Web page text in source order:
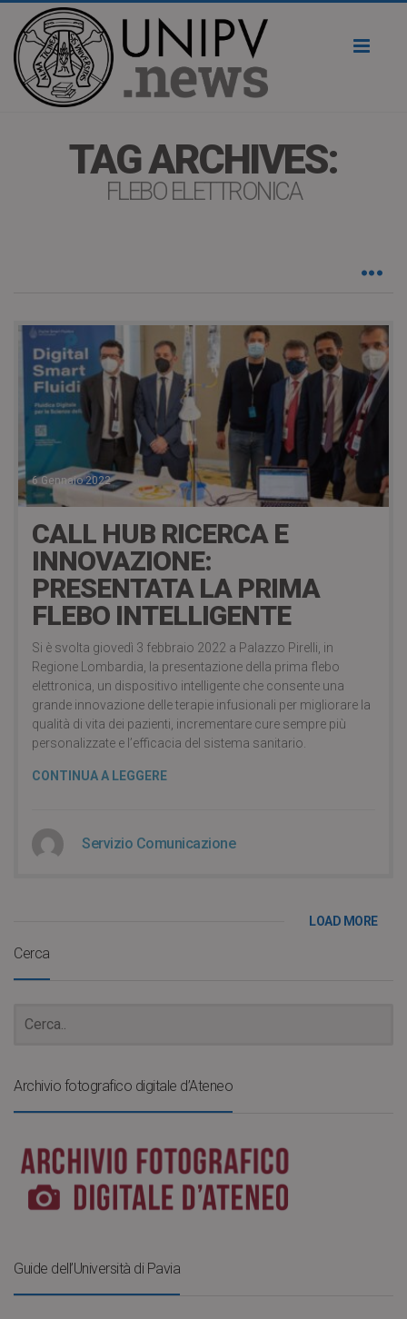
TAG ARCHIVES:
FLEBO ELETTRONICA
6 Gennaio 2022
CALL HUB RICERCA E
INNOVAZIONE:
PRESENTATA LA PRIMA
FLEBO INTELLIGENTE
Si è svolta giovedì 3 febbraio 2022 a Palazzo Pirelli, in
Regione Lombardia, la presentazione della prima flebo
elettronica, un dispositivo intelligente che consente una
grande innovazione delle terapie infusionali per migliorare la
qualità di vita dei pazienti, incrementare cure sempre più
personalizzate e l’efficacia del sistema sanitario.
CONTINUA A LEGGERE
Servizio Comunicazione
LOAD MORE
Cerca
Archivio fotografico digitale d’Ateneo
Guide dell’Università di Pavia